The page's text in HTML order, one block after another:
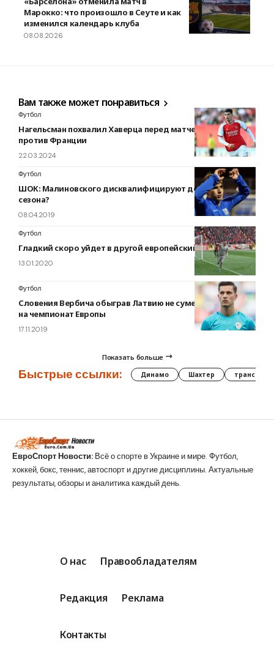
Марокко: что произошло в Сеуте и как
изменился календарь клуба
08.08.2026
Вам также может понравиться
Футбол
Нагельсман похвалил Хаверца перед матчем Германии
против Франции
22.03.2024
Футбол
ШОК: Малиновского дисквалифицируют до конца
сезона?
08.04.2019
Футбол
Гладкий скоро уйдет в другой европейский клуб
13.01.2020
Футбол
Словения Вербича обыграв Латвию не сумела пробиться
на чемпионат Европы
17.11.2019
Показать больше
Быстрые ссылки: Динамо Шахтер трансферы
ЕвроСпорт Новости: Всё о спорте в Украине и мире. Футбол,
хоккей, бокс, теннис, автоспорт и другие дисциплины. Актуальные
результаты, обзоры и аналитика каждый день.
О нас Правообладателям
Редакция Реклама
Контакты